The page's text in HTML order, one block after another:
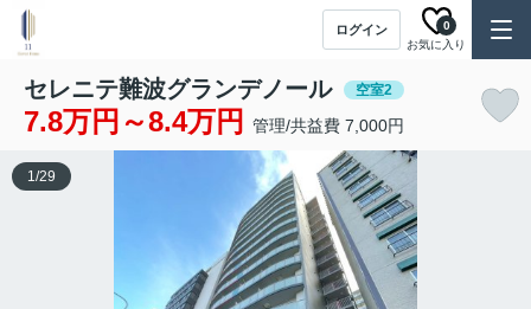
ログイン
お気に入り
0
セレニテ難波グランデノール 空室2
7.8万円～8.4万円 管理/共益費 7,000円
1/29